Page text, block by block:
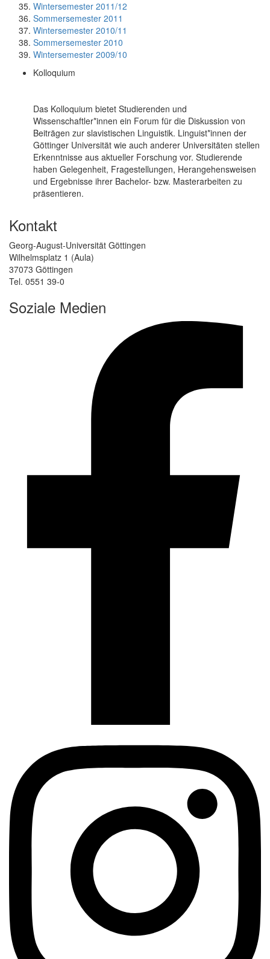
Wintersemester 2011/12
Sommersemester 2011
Wintersemester 2010/11
Sommersemester 2010
Wintersemester 2009/10
Kolloquium
Das Kolloquium bietet Studierenden und
Wissenschaftler*innen ein Forum für die Diskussion von
Beiträgen zur slavistischen Linguistik. Linguist*innen der
Göttinger Universität wie auch anderer Universitäten stellen
Erkenntnisse aus aktueller Forschung vor. Studierende
haben Gelegenheit, Fragestellungen, Herangehensweisen
und Ergebnisse ihrer Bachelor- bzw. Masterarbeiten zu
präsentieren.
Kontakt
Georg-August-Universität Göttingen
Wilhelmsplatz 1 (Aula)
37073 Göttingen
Tel. 0551 39-0
Soziale Medien